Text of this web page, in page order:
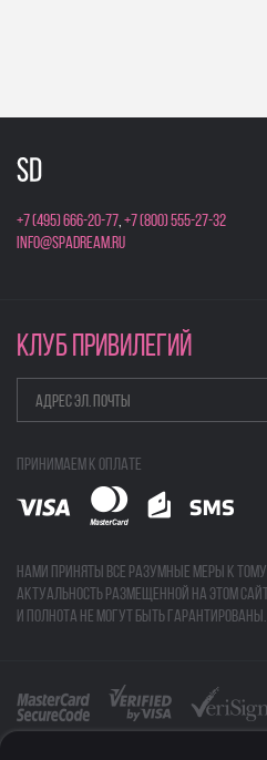
+7 (495) 666-20-77,+7 (800) 555-27-32
info@spadream.ru
КЛУБ ПРИВИЛЕГИЙ
Принимаем к оплате
Нами приняты все разумные меры к
актуальность размещенной на этом
и полнота не могут быть гарантированы.